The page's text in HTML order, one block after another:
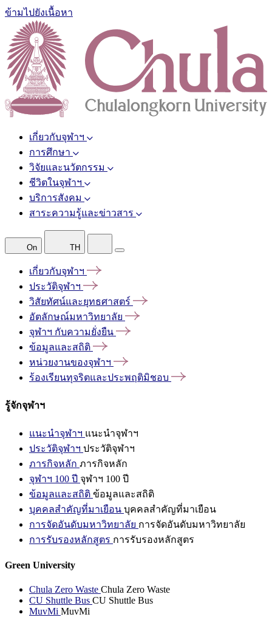
ข้ามไปยังเนื้อหา
เกี่ยวกับจุฬาฯ
การศึกษา
วิจัยและนวัตกรรม
ชีวิตในจุฬาฯ
บริการสังคม
สาระความรู้และข่าวสาร
On TH
เกี่ยวกับจุฬาฯ
ประวัติจุฬาฯ
วิสัยทัศน์และยุทธศาสตร์
อัตลักษณ์มหาวิทยาลัย
จุฬาฯ กับความยั่งยืน
ข้อมูลและสถิติ
หน่วยงานของจุฬาฯ
ร้องเรียนทุจริตและประพฤติมิชอบ
รู้จักจุฬาฯ
แนะนำจุฬาฯ แนะนำจุฬาฯ
ประวัติจุฬาฯ ประวัติจุฬาฯ
ภารกิจหลัก ภารกิจหลัก
จุฬาฯ 100 ปี จุฬาฯ 100 ปี
ข้อมูลและสถิติ ข้อมูลและสถิติ
บุคคลสำคัญที่มาเยือน บุคคลสำคัญที่มาเยือน
การจัดอันดับมหาวิทยาลัย การจัดอันดับมหาวิทยาลัย
การรับรองหลักสูตร การรับรองหลักสูตร
Green University
Chula Zero Waste Chula Zero Waste
CU Shuttle Bus CU Shuttle Bus
MuvMi MuvMi